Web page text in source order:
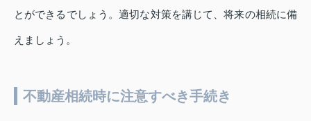
とができるでしょう。適切な対策を講じて、将来の相続に備
えましょう。
不動産相続時に注意すべき手続き